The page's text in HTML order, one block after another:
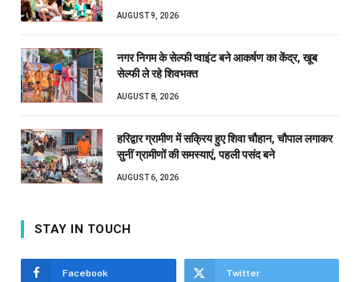
AUGUST 9, 2026
नगर निगम के सेल्फी प्वाइंट बने आकर्षण का केंद्र, खूब
सेल्फी ले रहे शिवभक्त
AUGUST 8, 2026
हरिद्वार ग्रामीण में सक्रिय हुए शिवा चौहान, चौपाल लगाकर
सुनीं ग्रामीणों की समस्याएं, पहली पसंद बने
AUGUST 6, 2026
STAY IN TOUCH
Facebook Twitter